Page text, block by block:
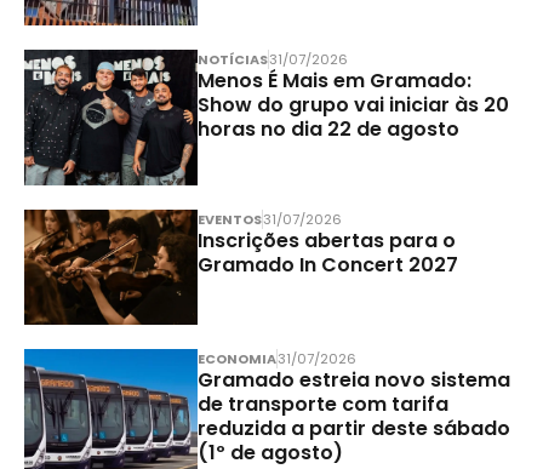
NOTÍCIAS31/07/2026
Menos É Mais em Gramado:
Show do grupo vai iniciar às 20
horas no dia 22 de agosto
EVENTOS31/07/2026
Inscrições abertas para o
Gramado In Concert 2027
ECONOMIA31/07/2026
Gramado estreia novo sistema
de transporte com tarifa
reduzida a partir deste sábado
(1º de agosto)